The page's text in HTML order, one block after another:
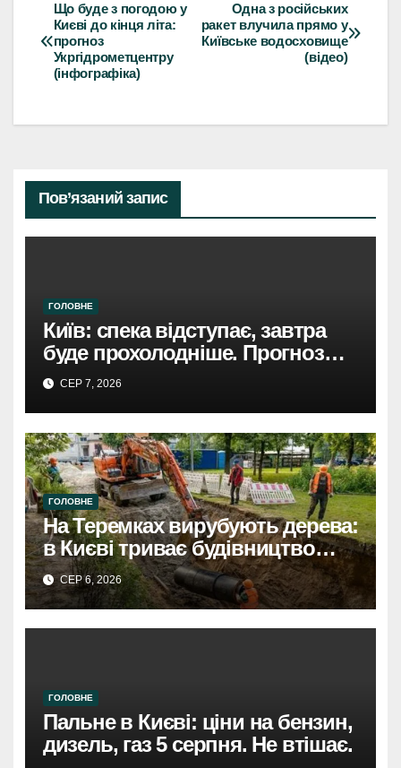
Навігація
записів
Одна з російських
ракет влучила прямо у
Київське водосховище
(відео)
Що буде з погодою у
Києві до кінця літа:
прогноз
Укргідрометцентру
(інфографіка)
Пов’язаний запис
ГОЛОВНЕ
Київ: спека відступає, завтра
буде прохолодніше. Прогноз
погоди
СЕР 7, 2026
ГОЛОВНЕ
На Теремках вирубують дерева:
в Києві триває будівництво
теплотраси
СЕР 6, 2026
ГОЛОВНЕ
Пальне в Києві: ціни на бензин,
дизель, газ 5 серпня. Не втішає.